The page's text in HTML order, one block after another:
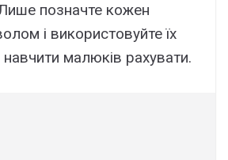
Лише позначте кожен
і використовуйте їх
малюків рахувати.